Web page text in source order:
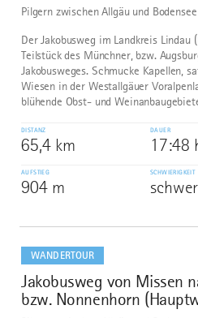
Pilgern zwischen Allgäu und Bodensee
Der Jakobusweg im Landkreis Lindau
Teilstück des Münchner, bzw.
Jakobusweges. Schmucke Kapellen,
Wiesen in der Westallgäuer
blühende Obst- und
DISTANZ
65,4 km
DAUER
17:48
AUFSTIEG
904 m
SCHWIERIGKEIT
schwer
WANDERTOUR
10
Jakobusweg von Missen
bzw. Nonnenhorn
dazu